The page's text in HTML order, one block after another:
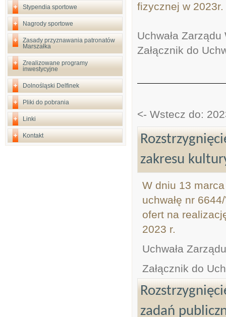
Stypendia sportowe
Nagrody sportowe
Zasady przyznawania patronatów
Marszałka
Zrealizowane programy
inwestycyjne
Dolnośląski Delfinek
Pliki do pobrania
Linki
Kontakt
fizycznej w
Uchwała
Załącznik do
<- Wstecz do:
zakresu
W dniu 13
uchwałę nr
ofert na
2023 r.
Uchwała
Załącznik do
zadań